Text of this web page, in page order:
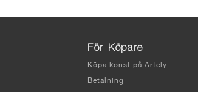
För Köpare
Köpa konst på Artely
Betalning